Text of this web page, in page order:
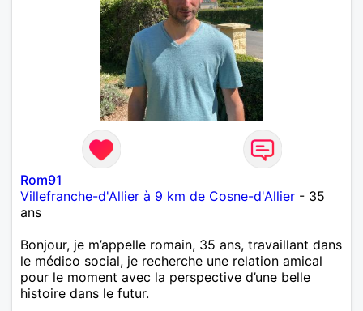
Rom91
Villefranche-d'Allier à 9 km de Cosne-d'Allier - 35
ans
Bonjour, je m’appelle romain, 35 ans, travaillant dans
le médico social, je recherche une relation amical
pour le moment avec la perspective d’une belle
histoire dans le futur.